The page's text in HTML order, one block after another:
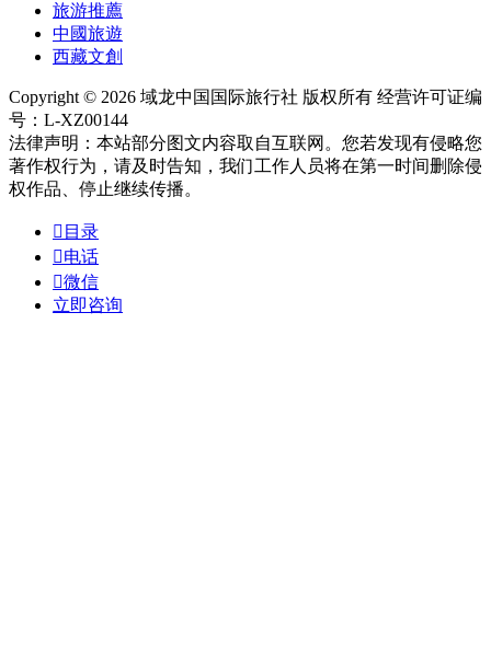
旅游推薦
中國旅遊
西藏文創
Copyright © 2026 域龙中国国际旅行社 版权所有 经营许可证编
号：L-XZ00144
法律声明：本站部分图文内容取自互联网。您若发现有侵略您
著作权行为，请及时告知，我们工作人员将在第一时间删除侵
权作品、停止继续传播。
 目录
电话
微信
立即咨询